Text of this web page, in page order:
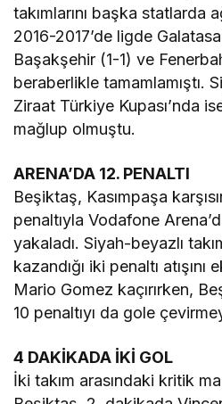
takımlarını başka statlarda
2016-2017’de ligde
Başakşehir (1-1) ve
beraberlikle tamamlamıştı.
Ziraat Türkiye Kupası’nda
mağlup olmuştu.
ARENA’DA 12. PENALTI
Beşiktaş, Kasımpaşa
penaltıyla Vodafone
yakaladı. Siyah-beyazlı
kazandığı iki penaltı
Mario Gomez kaçırırken,
10 penaltıyı da gole
4 DAKİKADA İKİ GOL
İki takım arasındaki kritik